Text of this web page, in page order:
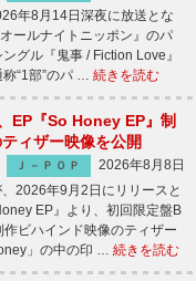
年8月14日深夜に放送とな
ールナイトニッポン』のパ
グル『鬼事 / Fiction Love』
“1部”のパ … 続きを読む
EP『So Honey EP』制
ィザー映像を公開
Ｊ－ＰＯＰ
2026年8月8日
2026年9月2日にリリースと
EP』より、初回限定盤B
ビハインド映像のティザー
」の中の印 … 続きを読む